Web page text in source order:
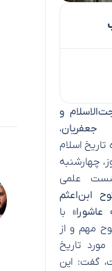
و
جعفریان،
اسلام
چهارشنبه
ابن‌اعثم
عاشورا» با
مهم و از
تاریخ
گفت: این